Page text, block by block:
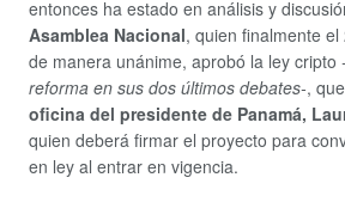
entonces ha estado en análisis y
Asamblea Nacional, quien finalmente
de manera unánime, aprobó la ley cripto
reforma en sus dos últimos debates-,
oficina del presidente de Panamá,
quien deberá firmar el proyecto para
en ley al entrar en vigencia.